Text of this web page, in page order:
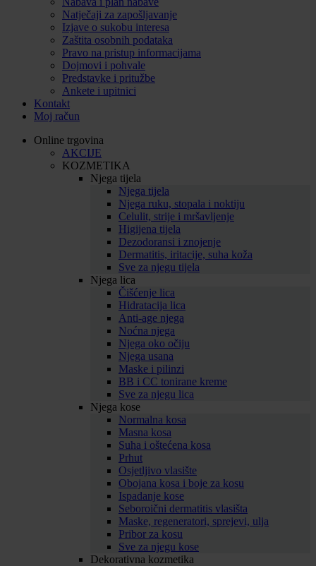
Natječaji za zapošljavanje
Izjave o sukobu interesa
Zaštita osobnih podataka
Pravo na pristup informacijama
Dojmovi i pohvale
Predstavke i pritužbe
Ankete i upitnici
Kontakt
Moj račun
Online trgovina
AKCIJE
KOZMETIKA
Njega tijela
Njega tijela
Njega ruku, stopala i noktiju
Celulit, strije i mršavljenje
Higijena tijela
Dezodoransi i znojenje
Dermatitis, iritacije, suha koža
Sve za njegu tijela
Njega lica
Čišćenje lica
Hidratacija lica
Anti-age njega
Noćna njega
Njega oko očiju
Njega usana
Maske i pilinzi
BB i CC tonirane kreme
Sve za njegu lica
Njega kose
Normalna kosa
Masna kosa
Suha i oštećena kosa
Prhut
Osjetljivo vlasište
Obojana kosa i boje za kosu
Ispadanje kose
Seboroični dermatitis vlasišta
Maske, regeneratori, sprejevi, ulja
Pribor za kosu
Sve za njegu kose
Dekorativna kozmetika